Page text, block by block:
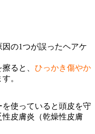
の1つが誤ったヘアケ
ると、 ひっかき傷やか
。
使っていると頭皮を守
皮膚炎（乾燥性皮膚